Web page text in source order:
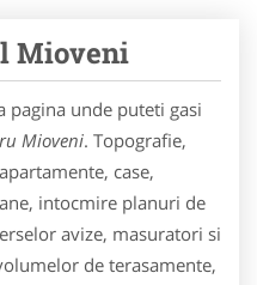
Mioveni
pagina unde puteti gasi
Mioveni. Topografie,
case,
intocmire planuri de
avize, masuratori si
de terasamente,